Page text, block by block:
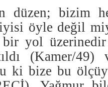
düzen; bizim
iyisi öyle değil
bir yol
(Kamer/
ki bize bu